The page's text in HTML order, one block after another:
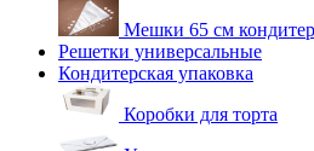
Мешки 65 см
Решетки универсальные
Кондитерская упаковка
Коробки для торта